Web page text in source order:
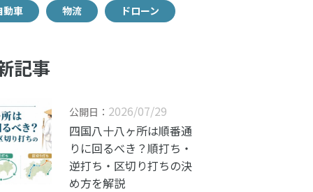
動車 物流 ドローン
記事
公開日： 2026/07/29
四国八十八ヶ所は順番通
りに回るべき？順打ち・
逆打ち・区切り打ちの決
め方を解説